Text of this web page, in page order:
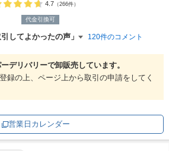
代金引換可
4.7（266件）
してよかったの声」 120件のコメント
デリバリーで卸販売しています。
録の上、ページ上から取引の申請をしてく
営業日カレンダー